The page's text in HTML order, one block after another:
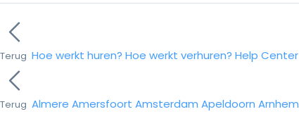
Terug Hoe werkt huren? Hoe werkt verhuren? Help Center
Terug Almere Amersfoort Amsterdam Apeldoorn Arnhem